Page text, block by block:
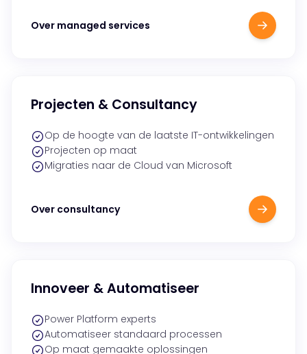
Over managed services
Projecten & Consultancy
Op de hoogte van de laatste IT-ontwikkelingen
Projecten op maat
Migraties naar de Cloud van Microsoft
Over consultancy
Innoveer & Automatiseer
Power Platform experts
Automatiseer standaard processen
Op maat gemaakte oplossingen